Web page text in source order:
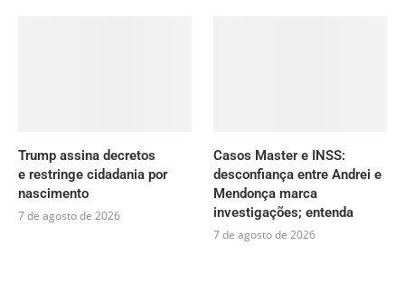
Trump assina decretos
e restringe cidadania por
nascimento
7 de agosto de 2026
Casos Master e INSS:
desconfiança entre Andrei e
Mendonça marca
investigações; entenda
7 de agosto de 2026